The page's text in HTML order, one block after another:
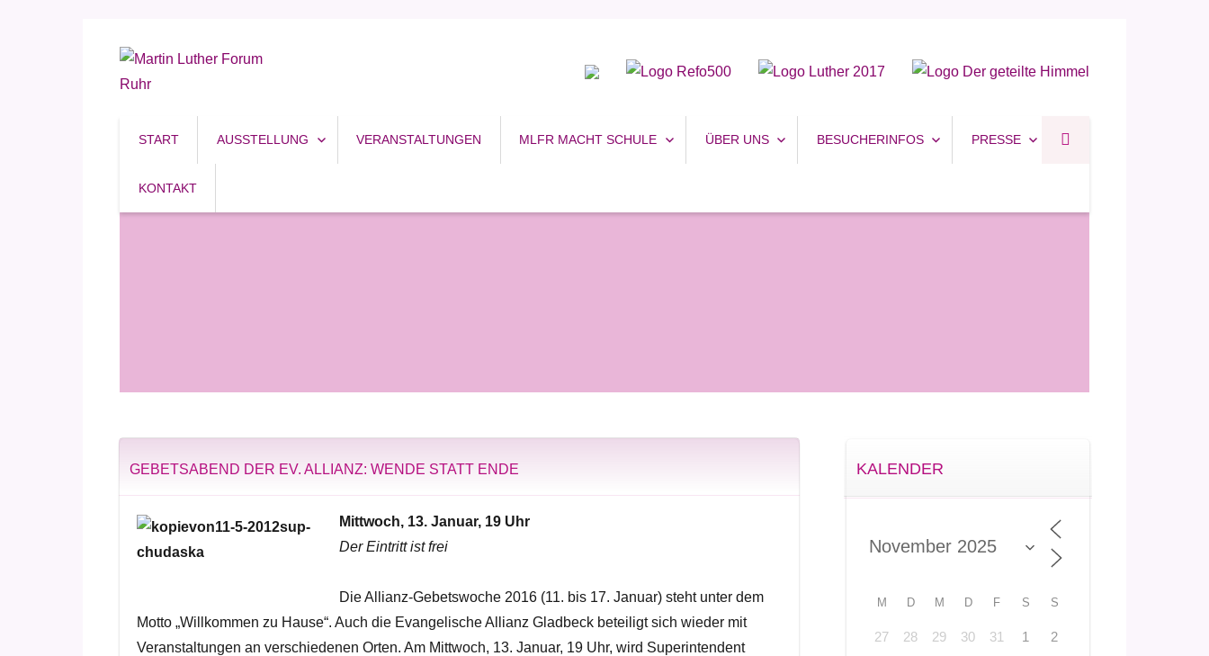
Martin Luther Forum Ruhr
START AUSSTELLUNG VERANSTALTUNGEN MLFR MACHT SCHULE ÜBER UNS BESUCHERINFOS PRESSE
KONTAKT
GEBETSABEND DER EV. ALLIANZ: WENDE STATT ENDE
Mittwoch, 13. Januar, 19 Uhr
Der Eintritt ist frei
Die Allianz-Gebetswoche 2016 (11. bis 17. Januar) steht unter dem
Motto „Willkommen zu Hause“. Auch die Evangelische Allianz Gladbeck beteiligt sich wieder mit
Veranstaltungen an verschiedenen Orten. Am Mittwoch, 13. Januar, 19 Uhr, wird Superintendent
KALENDER
M D M D F S S
27 28 29 30 31 1
2